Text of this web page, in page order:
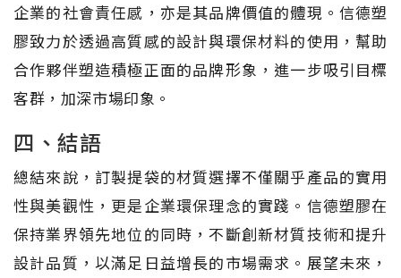
企業的社會責任感，亦是其品牌價值的體現。信德塑
膠致力於透過高質感的設計與環保材料的使用，幫助
合作夥伴塑造積極正面的品牌形象，進一步吸引目標
客群，加深市場印象。
四、結語
總結來說，訂製提袋的材質選擇不僅關乎產品的實用
性與美觀性，更是企業環保理念的實踐。信德塑膠在
保持業界領先地位的同時，不斷創新材質技術和提升
設計品質，以滿足日益增長的市場需求。展望未來，